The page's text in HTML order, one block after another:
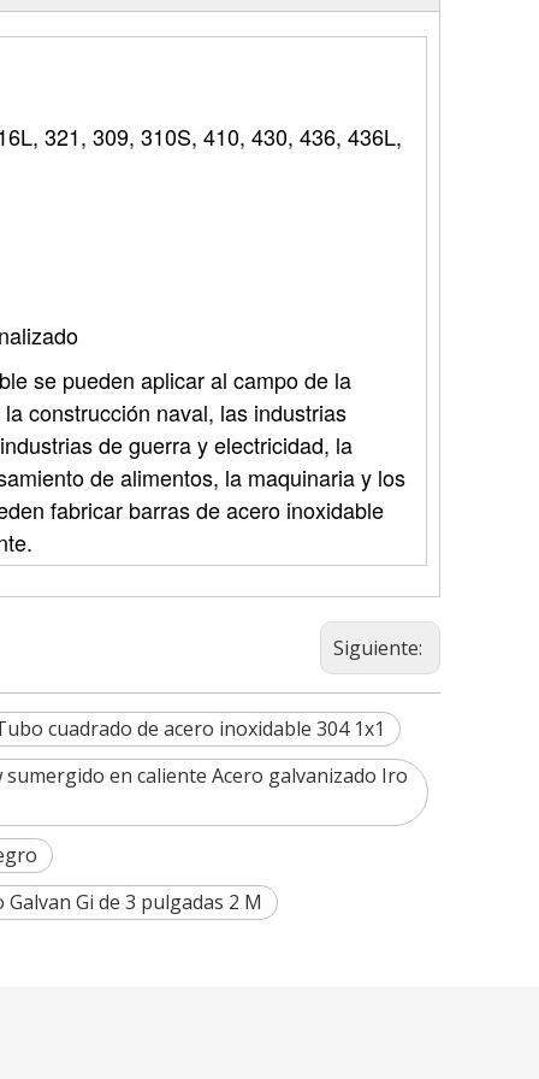
321, 309, 310S, 410, 430, 436, 436L,
se pueden aplicar al campo de la
construcción naval, las industrias
de guerra y electricidad, la
de alimentos, la maquinaria y los
fabricar barras de acero inoxidable
Siguiente:
cuadrado de acero inoxidable 304 1x1
en caliente Acero galvanizado Iro
Gi de 3 pulgadas 2 M